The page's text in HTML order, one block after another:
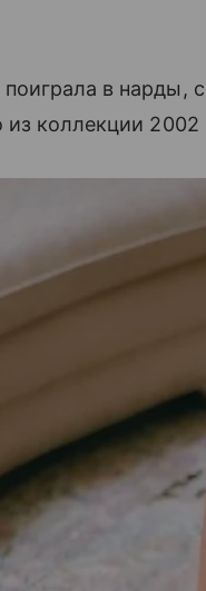
в нарды,
из коллекции 2002